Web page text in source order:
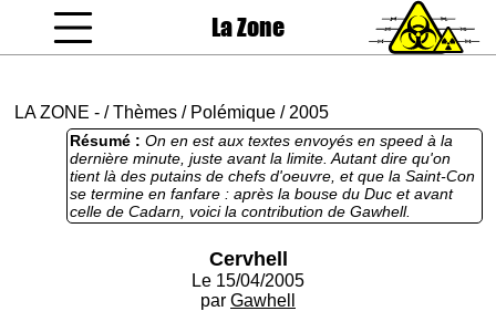
La Zone
LA ZONE - /Thèmes / Polémique / 2005
Résumé : On en est aux textes envoyés en speed à la
dernière minute, juste avant la limite. Autant dire qu'on
tient là des putains de chefs d'oeuvre, et que la Saint-Con
se termine en fanfare : après la bouse du Duc et avant
celle de Cadarn, voici la contribution de Gawhell.
Cervhell
Le 15/04/2005
par Gawhell